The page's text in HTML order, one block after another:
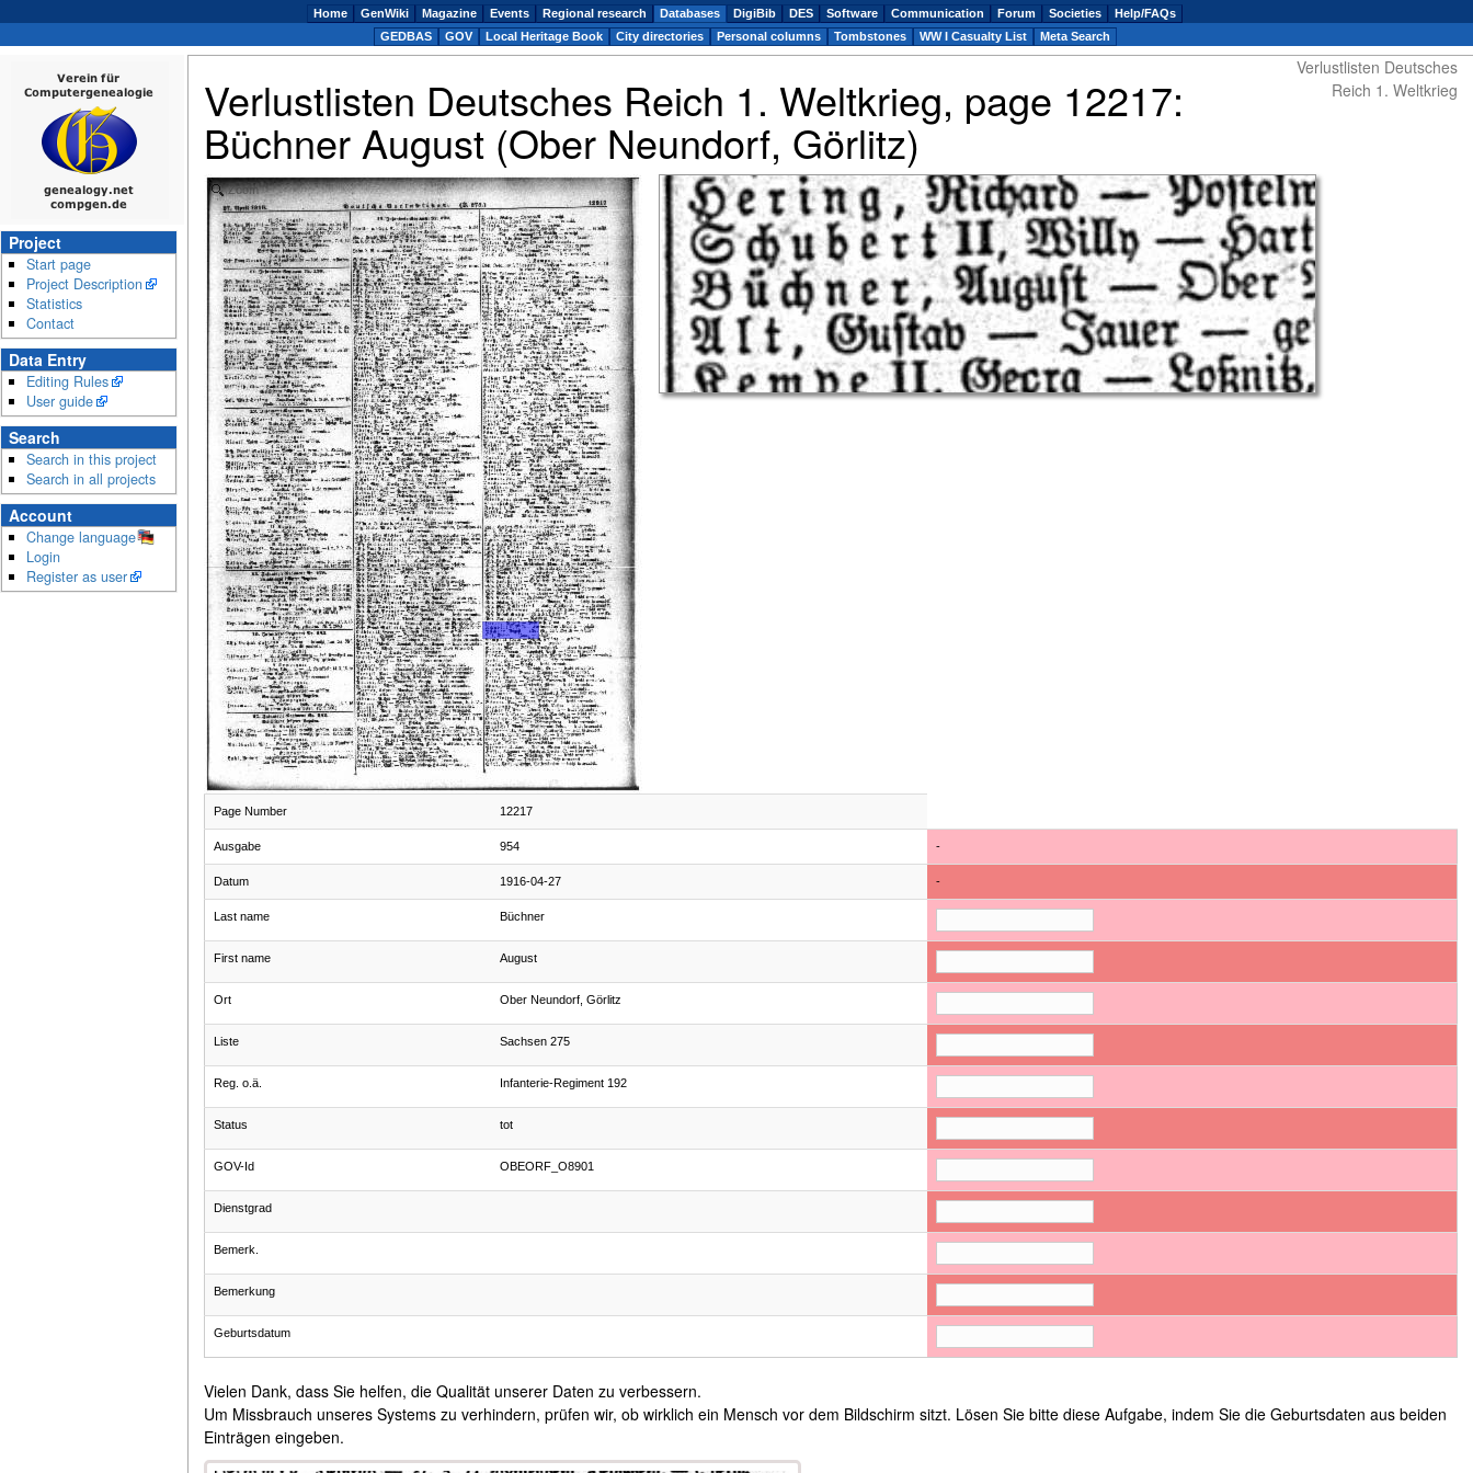
Verlustlisten Deutsches Reich 1. Weltkrieg, page 12217:
Büchner August (Ober Neundorf, Görlitz)
Verlustlisten Deutsches
Reich 1. Weltkrieg
Zoom
Page Number 12217
Ausgabe 954 -
Datum 1916-04-27 -
Last name Büchner
First name August
Ort Ober Neundorf, Görlitz
Liste Sachsen 275
Reg. o.ä. Infanterie-Regiment 192
Status tot
GOV-Id OBEORF_O8901
Dienstgrad
Bemerk.
Bemerkung
Geburtsdatum
Vielen Dank, dass Sie helfen, die Qualität unserer Daten zu verbessern.
Um Missbrauch unseres Systems zu verhindern, prüfen wir, ob wirklich ein Mensch vor dem Bildschirm sitzt. Lösen Sie bitte diese Aufgabe, indem Sie die Geburtsdaten aus beiden
Einträgen eingeben.
Project
Start page
Project Description
Statistics
Contact
Data Entry
Editing Rules
User guide
Search
Search in this project
Search in all projects
Account
Change language
Login
Register as user
Home GenWiki Magazine Events Regional research Databases DigiBib DES Software Communication Forum Societies
Help/FAQs
GEDBAS
GOV Local Heritage Book City directories Personal columns Tombstones WW I Casualty List Meta Search